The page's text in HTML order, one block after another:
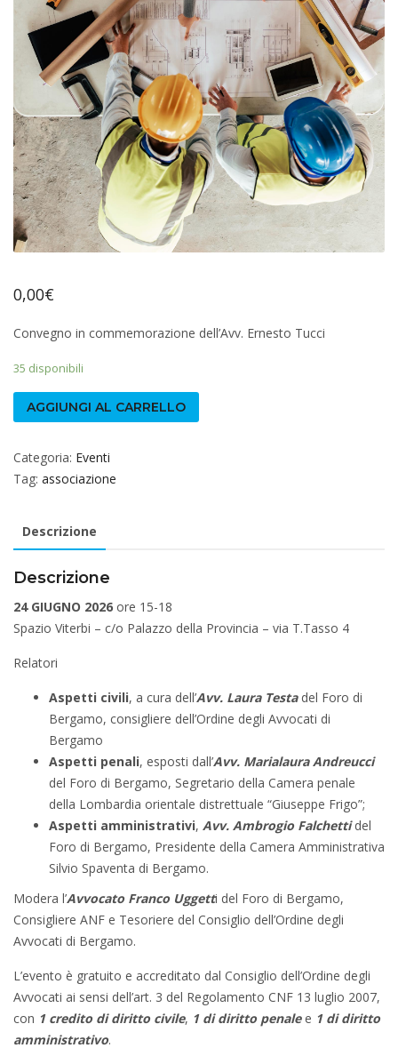
0,00€
Convegno in commemorazione dell’Avv. Ernesto Tucci
35 disponibili
AGGIUNGI AL CARRELLO
Categoria: Eventi
Tag: associazione
Descrizione
Descrizione
24 GIUGNO 2026 ore 15-18
Spazio Viterbi – c/o Palazzo della Provincia – via T.Tasso 4
Relatori
Aspetti civili, a cura dell’Avv. Laura Testadel Foro di
Bergamo, consigliere dell’Ordine degli Avvocati di
Bergamo
Aspetti penali, esposti dall’Avv. Marialaura Andreucci
del Foro di Bergamo, Segretario della Camera penale
della Lombardia orientale distrettuale “Giuseppe Frigo”;
Aspetti amministrativi, Avv. Ambrogio Falchettidel
Foro di Bergamo, Presidente della Camera Amministrativa
Silvio Spaventa di Bergamo.
Modera l’Avvocato Franco Uggetti del Foro di Bergamo,
Consigliere ANF e Tesoriere del Consiglio dell’Ordine degli
Avvocati di Bergamo.
L’evento è gratuito e accreditato dal Consiglio dell’Ordine degli
Avvocati ai sensi dell’art. 3 del Regolamento CNF 13 luglio 2007,
con 1 credito di diritto civile, 1 di diritto penalee 1 di diritto
amministrativo.